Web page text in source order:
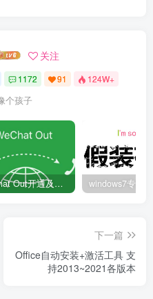
关注
1172 91 124W+
个孩子
WeChat Out开通及充值方法
下一篇
Office自动安装+激活工具 支
持2013~2021各版本